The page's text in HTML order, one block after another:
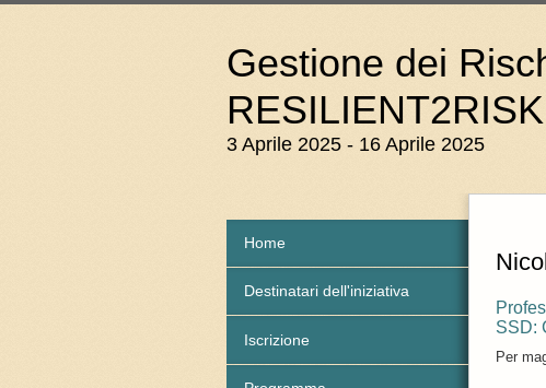
Gestione dei
RESILIENT2RISK
3 Aprile 2025 - 16 Aprile 2025
Home
Destinatari dell'iniziativa
Iscrizione
SSD:
Per